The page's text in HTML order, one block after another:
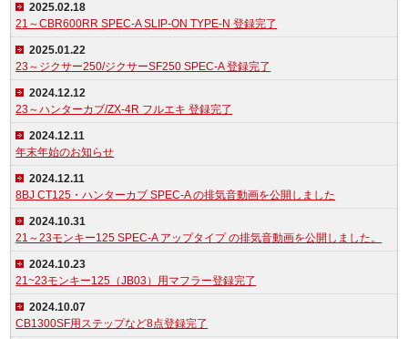
2025.02.18
21～CBR600RR SPEC-A SLIP-ON TYPE-N 登録完了
2025.01.22
23～ジクサー250/ジクサーSF250 SPEC-A 登録完了
2024.12.12
23～ハンターカブ/ZX-4R フルエキ 登録完了
2024.12.11
年末年始のお知らせ
2024.12.11
8BJ CT125・ハンターカブ SPEC-A の排気音動画を公開しました
2024.10.31
21～23モンキー125 SPEC-A アップタイプ の排気音動画を公開しました。
2024.10.23
21~23モンキー125（JB03）用マフラー登録完了
2024.10.07
CB1300SF用ステップなど8点登録完了